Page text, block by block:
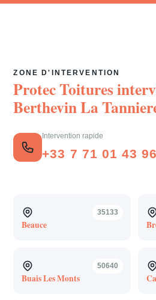
ZONE D'INTERVENTION
Protec Toitures
Berthevin La
Intervention rapide
+33 7 71 01 43 96
35133
Beauce
50640
Buais Les Monts